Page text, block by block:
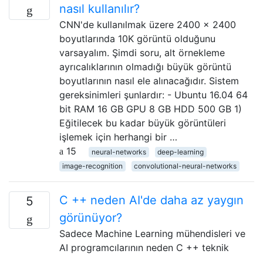
nasıl kullanılır?
CNN'de kullanılmak üzere 2400 x 2400
boyutlarında 10K görüntü olduğunu
varsayalım. Şimdi soru, alt örnekleme
ayrıcalıklarının olmadığı büyük görüntü
boyutlarının nasıl ele alınacağıdır. Sistem
gereksinimleri şunlardır: - Ubuntu 16.04 64
bit RAM 16 GB GPU 8 GB HDD 500 GB 1)
Eğitilecek bu kadar büyük görüntüleri
işlemek için herhangi bir …
15
neural-networks
deep-learning
image-recognition
convolutional-neural-networks
5
C ++ neden AI'de daha az yaygın
görünüyor?
Sadece Machine Learning mühendisleri ve
AI programcılarının neden C ++ teknik